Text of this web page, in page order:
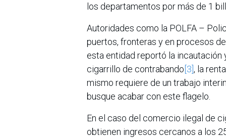
los departamentos por más de 1
Autoridades como la POLFA –
puertos, fronteras y en procesos
esta entidad reportó la incautación
cigarrillo de contrabando[3], la
mismo requiere de un trabajo
busque acabar con este flagelo.
En el caso del comercio ilegal de
obtienen ingresos cercanos a los